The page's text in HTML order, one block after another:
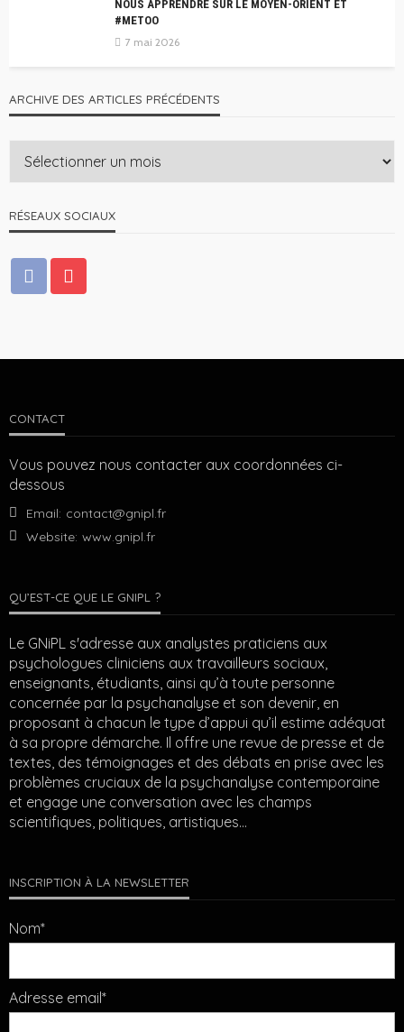
NOUS APPRENDRE SUR LE MOYEN-ORIENT ET
#METOO
7 mai 2026
ARCHIVE DES ARTICLES PRÉCÉDENTS
RÉSEAUX SOCIAUX
CONTACT
Vous pouvez nous contacter aux coordonnées ci-
dessous
Email: contact@gnipl.fr
Website: www.gnipl.fr
QU’EST-CE QUE LE GNIPL ?
Le GNiPL s'adresse aux analystes praticiens aux
psychologues cliniciens aux travailleurs sociaux,
enseignants, étudiants, ainsi qu’à toute personne
concernée par la psychanalyse et son devenir, en
proposant à chacun le type d’appui qu’il estime adéquat
à sa propre démarche. Il offre une revue de presse et de
textes, des témoignages et des débats en prise avec les
problèmes cruciaux de la psychanalyse contemporaine
et engage une conversation avec les champs
scientifiques, politiques, artistiques…
INSCRIPTION À LA NEWSLETTER
Nom*
Adresse email*